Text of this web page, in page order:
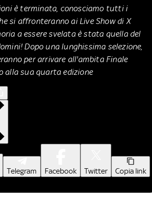
è terminata, conosciamo tutti i
si affronteranno ai Live Show di X
a essere svelata è stata quella del
Dopo una lunghissima selezione,
per arrivare all'ambita Finale
alla sua quarta edizione
Telegram Facebook Twitter Copia link